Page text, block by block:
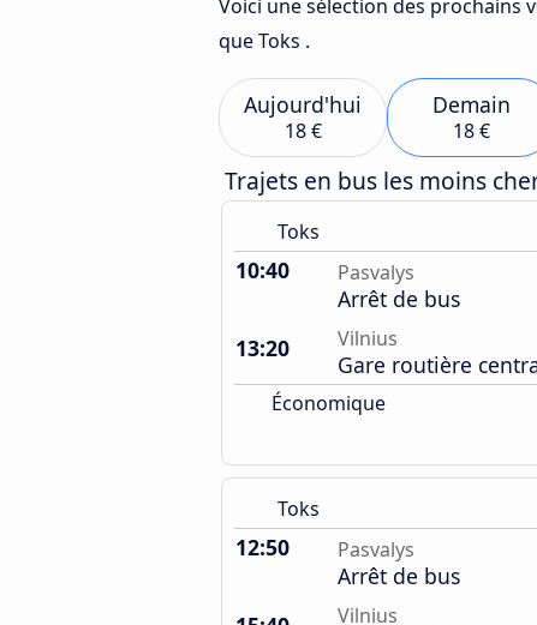
Voici une sélection des prochains
que Toks .
Aujourd'hui
18 €
Demain
18 €
Trajets en bus les moins
Toks
10:40 Pasvalys
Arrêt de bus
13:20
Vilnius
Gare routière
Économique
Toks
12:50 Pasvalys
Arrêt de bus
Vilnius